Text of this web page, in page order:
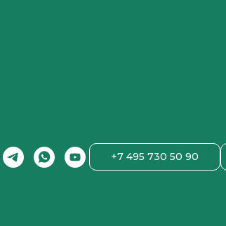
+7 495 730 50 90